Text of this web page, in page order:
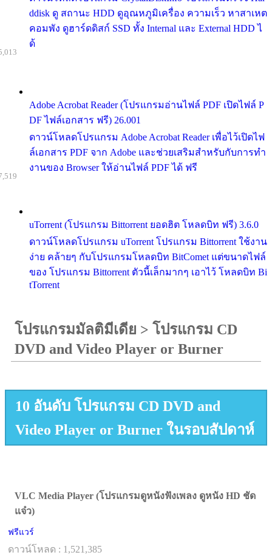
ddisk ดู สถานะ HDD ดูอุณหภูมิเครื่อง ความเร็ว หาสาเหต
คอมพัง ดูฮาร์ดดิสก์ SSD ทั้ง Internal และ External HDD ไ
ด้
Adobe Acrobat Reader (โปรแกรมอ่านไฟล์ PDF เปิดไฟล์ P
DF ไฟล์เอกสาร ฟรี) 26.001
ดาวน์โหลดโปรแกรม Adobe Acrobat Reader เพื่อไว้เปิดไฟ
ล์เอกสาร PDF จาก Adobe และช่วยเสริมสำหรับกับการทำ
งานของ Browser ให้อ่านไฟล์ PDF ได้ ฟรี
uTorrent (โปรแกรม Bittorrent ยอดฮิต โหลดบิท ฟรี) 3.6.0
ดาวน์โหลดโปรแกรม uTorrent โปรแกรม Bittorrent ใช้งาน
ง่าย คล้ายๆ กับโปรแกรมโหลดบิท BitComet แต่ขนาดไฟล์
ของ โปรแกรม Bittorrent ตัวนี้เล็กมากๆ เอาไว้ โหลดบิท Bi
tTorrent
โปรแกรมมัลติมีเดีย > โปรแกรม CD
DVD and Video Player or Burner
10 อันดับ โปรแกรม CD DVD and
Video Player or Burner ในรอบสัปดาห์
VLC Media Player (โปรแกรมดูหนังฟังเพลง ดูหนัง HD ชัด
แจ๋ว)
ฟรีแวร์
ดาวน์โหลด : 1,521,385